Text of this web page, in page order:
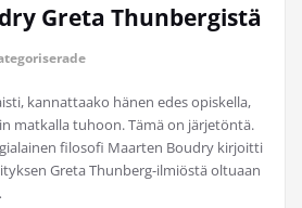
Greta Thunbergistä
kannattaako hänen edes opiskella,
matkalla tuhoon. Tämä on järjetöntä.
filosofi Maarten Boudry kirjoitti
Greta Thunberg-ilmiöstä oltuaan